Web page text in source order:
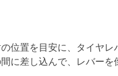
位置を目安に、タイヤレ
に差し込んで、レバーを